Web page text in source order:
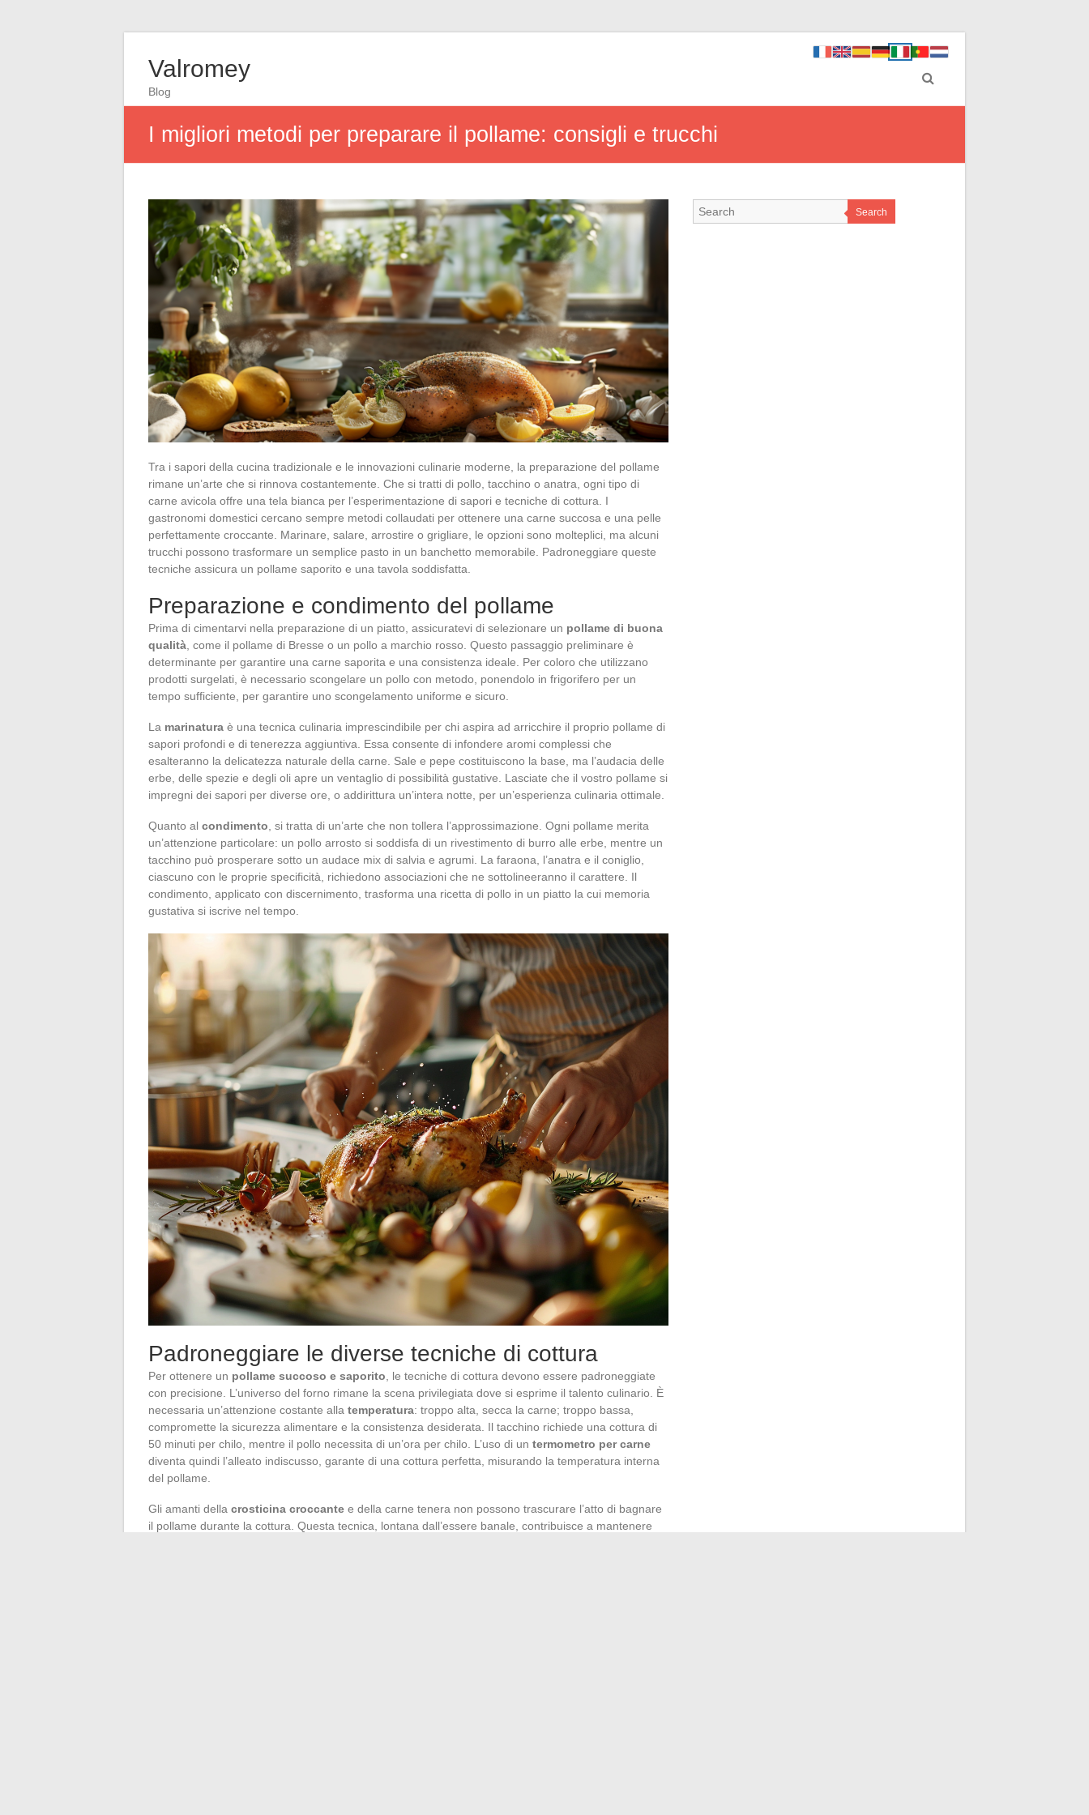
Valromey
Blog
I migliori metodi per preparare il pollame: consigli e trucchi
Tra i sapori della cucina tradizionale e le innovazioni culinarie moderne, la preparazione del pollame
rimane un’arte che si rinnova costantemente. Che si tratti di pollo, tacchino o anatra, ogni tipo di
carne avicola offre una tela bianca per l’esperimentazione di sapori e tecniche di cottura. I
gastronomi domestici cercano sempre metodi collaudati per ottenere una carne succosa e una pelle
perfettamente croccante. Marinare, salare, arrostire o grigliare, le opzioni sono molteplici, ma alcuni
trucchi possono trasformare un semplice pasto in un banchetto memorabile. Padroneggiare queste
tecniche assicura un pollame saporito e una tavola soddisfatta.
Preparazione e condimento del pollame
Prima di cimentarvi nella preparazione di un piatto, assicuratevi di selezionare un pollame di buona
qualità , come il pollame di Bresse o un pollo a marchio rosso. Questo passaggio preliminare è
determinante per garantire una carne saporita e una consistenza ideale. Per coloro che utilizzano
prodotti surgelati, è necessario scongelare un pollo con metodo, ponendolo in frigorifero per un
tempo sufficiente, per garantire uno scongelamento uniforme e sicuro.
La marinatura è una tecnica culinaria imprescindibile per chi aspira ad arricchire il proprio pollame di
sapori profondi e di tenerezza aggiuntiva. Essa consente di infondere aromi complessi che
esalteranno la delicatezza naturale della carne. Sale e pepe costituiscono la base, ma l’audacia delle
erbe, delle spezie e degli oli apre un ventaglio di possibilità gustative. Lasciate che il vostro pollame si
impregni dei sapori per diverse ore, o addirittura un’intera notte, per un’esperienza culinaria ottimale.
Quanto al condimento , si tratta di un’arte che non tollera l’approssimazione. Ogni pollame merita
un’attenzione particolare: un pollo arrosto si soddisfa di un rivestimento di burro alle erbe, mentre un
tacchino può prosperare sotto un audace mix di salvia e agrumi. La faraona, l’anatra e il coniglio,
ciascuno con le proprie specificità, richiedono associazioni che ne sottolineeranno il carattere. Il
condimento, applicato con discernimento, trasforma una ricetta di pollo in un piatto la cui memoria
gustativa si iscrive nel tempo.
Padroneggiare le diverse tecniche di cottura
Per ottenere un pollame succoso e saporito , le tecniche di cottura devono essere padroneggiate
con precisione. L’universo del forno rimane la scena privilegiata dove si esprime il talento culinario. È
necessaria un’attenzione costante alla temperatura: troppo alta, secca la carne; troppo bassa,
compromette la sicurezza alimentare e la consistenza desiderata. Il tacchino richiede una cottura di
50 minuti per chilo, mentre il pollo necessita di un’ora per chilo. L’uso di un termometro per carne
diventa quindi l’alleato indiscusso, garante di una cottura perfetta, misurando la temperatura interna
del pollame.
Gli amanti della crosticina croccante e della carne tenera non possono trascurare l’atto di bagnare
il pollame durante la cottura. Questa tecnica, lontana dall’essere banale, contribuisce a mantenere
Search